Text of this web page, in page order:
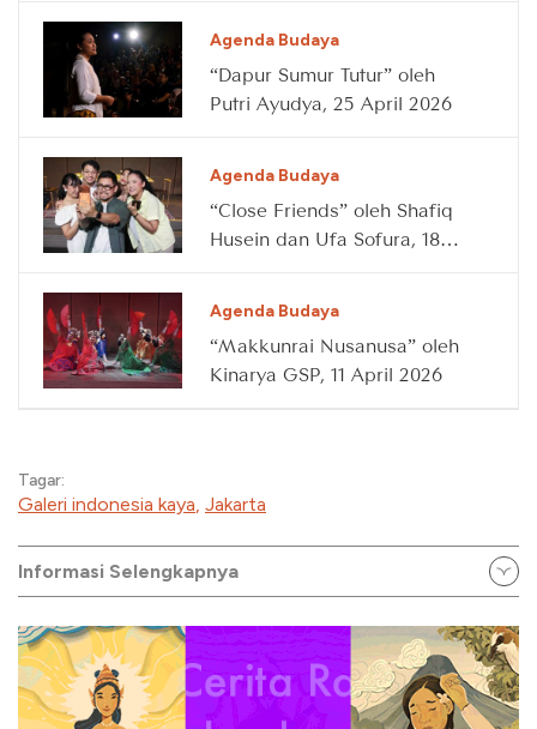
Agenda Budaya
“Dapur Sumur Tutur” oleh
Putri Ayudya, 25 April 2026
Agenda Budaya
“Close Friends” oleh Shafiq
Husein dan Ufa Sofura, 18
Agenda Budaya
“Makkunrai Nusanusa” oleh
Kinarya GSP, 11 April 2026
Tagar:
Galeri indonesia kaya, Jakarta
Informasi Selengkapnya